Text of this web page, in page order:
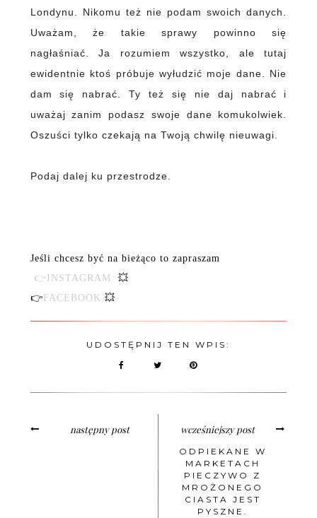
Londynu. Nikomu też nie podam swoich danych.
Uważam, że takie sprawy powinno się
nagłaśniać. Ja rozumiem wszystko, ale tutaj
ewidentnie ktoś próbuje wyłudzić moje dane. Nie
dam się nabrać. Ty też się nie daj nabrać i
uważaj zanim podasz swoje dane komukolwiek.
Oszuści tylko czekają na Twoją chwilę nieuwagi.
Podaj dalej ku przestrodze.
Jeśli chcesz być na bieżąco to zapraszam
👉INSTAGRAM
💥
👉 FACEBOOK 💥
UDOSTĘPNIJ TEN WPIS:
następny post wcześniejszy post
ODPIEKANE W
MARKETACH
PIECZYWO Z
MROŻONEGO
CIASTA JEST
PYSZNE.